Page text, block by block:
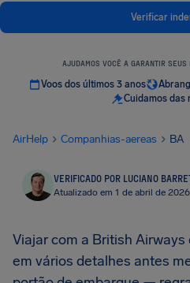
Verificar
AJUDAMOS VOCÊ A GARANTIR
Voos dos últimos 3 anos
Cuidamos das
AirHelp Companhias-aereas BA
VERIFICADO POR LUCIANO
Atualizado em 1 de abril de 2026
Viajar com a British
em vários detalhes antes